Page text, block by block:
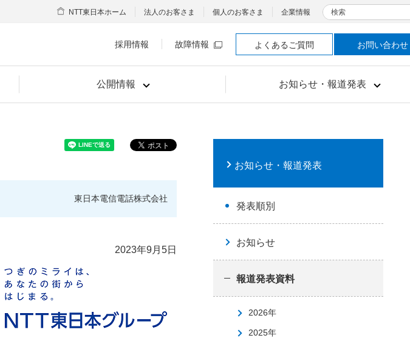
公開情報 お知らせ・報道発表
NTT東日本ホーム 法人のお客さま 個人のお客さま 企業情報 検索
採用情報 故障情報 よくあるご質問 お問い合わせ
東日本電信電話株式会社
2023年9月5日
お知らせ・報道発表
発表順別
お知らせ
報道発表資料
2026年
2025年